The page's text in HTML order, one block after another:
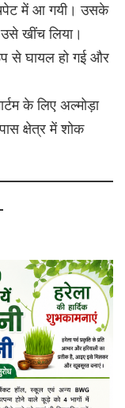
चपेट में आ गयी। उसके
खींच लिया।
से घायल हो गई और
के लिए अल्मोड़ा
क्षेत्र में शोक